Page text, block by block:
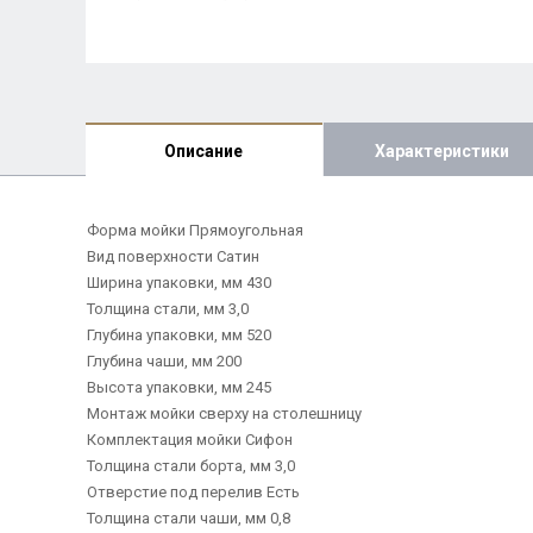
Описание Характеристики
Форма мойки Прямоугольная
Вид поверхности Сатин
Ширина упаковки, мм 430
Толщина стали, мм 3,0
Глубина упаковки, мм 520
Глубина чаши, мм 200
Высота упаковки, мм 245
Монтаж мойки сверху на столешницу
Комплектация мойки Сифон
Толщина стали борта, мм 3,0
Отверстие под перелив Есть
Толщина стали чаши, мм 0,8